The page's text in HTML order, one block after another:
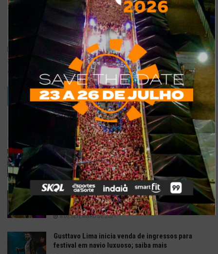
Site
Salvar meus dados neste navegador para a próxima vez que eu
comentar.
COMMENTS
Confira a programação completa do São João de
Maracanaú 2022
19 DE JULHO DE 2022
Confira 5 restaurantes temáticos em Fortaleza
para visitar neste feriado
6 DE SETEMBRO DE 2021
Gusttavo Lima inicia venda de ingressos para
festival em navio luxuoso; saiba mais